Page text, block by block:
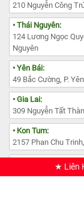
210 Nguyễn Công
• Thái Nguyên:
124 Lương Ngọc
Nguyên
• Yên Bái:
49 Bắc Cường, P.
• Gia Lai:
309 Nguyễn Tất
• Kon Tum:
2157 Phan Chu
385 Đường Nguyễn
★ Liên